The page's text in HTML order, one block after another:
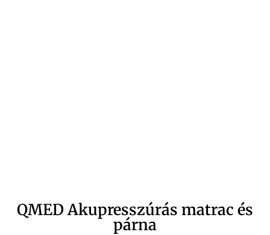
QMED Akupresszúrás matrac és
párna